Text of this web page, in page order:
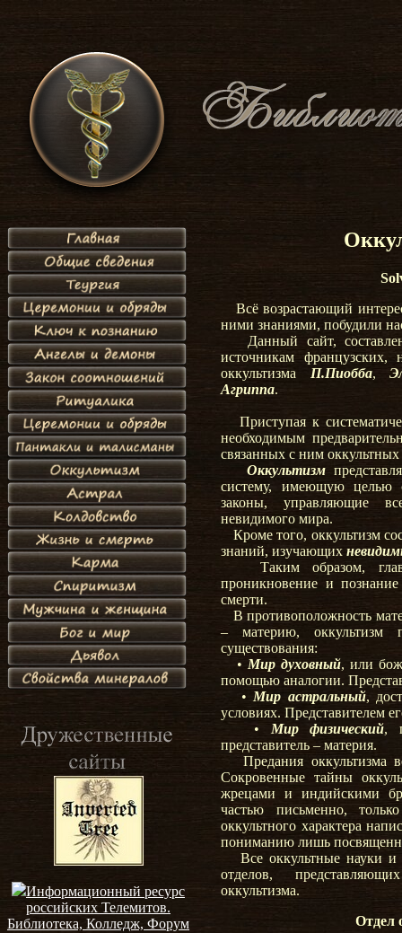
Информационный ресурс
российских Телемитов.
Библиотека, Колледж, Форум
Всё возрастающий
ними знаниями, побудили
Данный сайт,
источникам французских,
оккультизма П.Пиобба,
Агриппа.
Приступая к
необходимым
связанных с ним
Оккультизм
систему, имеющую целью
законы, управляющие
невидимого мира.
Кроме того, оккультизм
знаний, изучающих
Таким образом,
проникновение и
смерти.
В противоположность
– материю, оккультизм
существования:
• Мир духовный, или
помощью аналогии.
• Мир астральный,
условиях. Представителем
• Мир физический,
представитель – материя.
Предания оккультизма
Сокровенные тайны
жрецами и индийскими
частью письменно,
оккультного характера
пониманию лишь
Все оккультные науки и
отделов,
оккультизма.
Отдел